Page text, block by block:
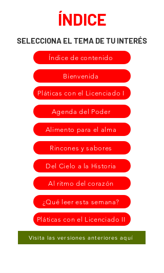
ÍNDICE
SELECCIONA EL TEMA DE TU INTERÉS
Índice de contenido
Bienvenida
Pláticas con el Licenciado I
Agenda del Poder
Alimento para el alma
Rincones y sabores
Del Cielo a la Historia
Al ritmo del corazón
¿Qué leer esta semana?
Pláticas con el Licenciado II
Visita las versiones anteriores aquí